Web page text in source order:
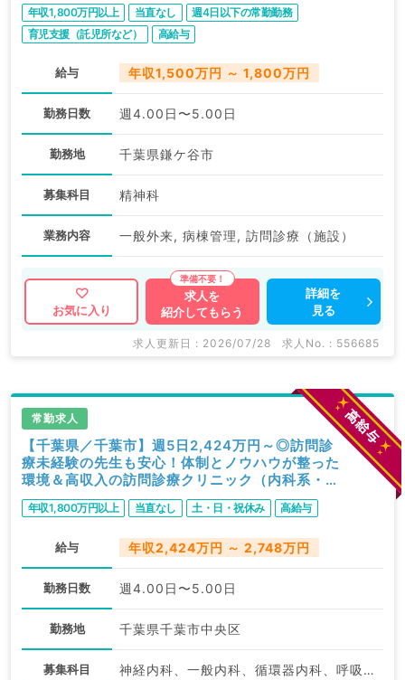
年収1,800万円以上 当直なし
週4日以下の常勤勤務
育児支援（託児所など）
高給与
給与 年収1,500万円 ～ 1,800万円
勤務日数 週4.00日〜5.00日
勤務地 千葉県鎌ケ谷市
募集科目 精神科
業務内容 一般外来, 病棟管理, 訪問診療（施設）
お気に入り
求人を
紹介してもらう
詳細を
見る
求人更新日 : 2026/07/28 求人No. : 556685
常勤求人
【千葉県／千葉市】週5日2,424万円～◎訪問診
療未経験の先生も安心！体制とノウハウが整った
環境＆高収入の訪問診療クリニック（内科系・外
科系／常勤）
年収1,800万円以上 当直なし 土・日・祝休み 高給与
給与 年収2,424万円 ～ 2,748万円
勤務日数 週4.00日〜5.00日
勤務地 千葉県千葉市中央区
募集科目 神経内科、一般内科、循環器内科、呼吸器内科、消化器内科、内分泌・代謝内科、腎臓内科、老年内科、血液内科、膠原病科